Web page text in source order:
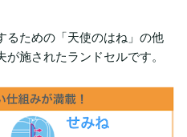
るための「天使のはね」の他
施されたランドセルです。